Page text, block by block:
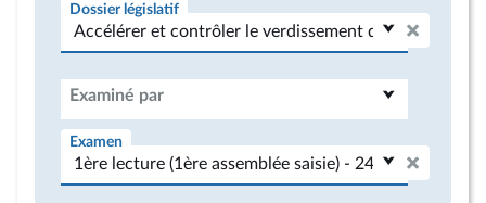
Dossier législatif
Examiné par
Examen